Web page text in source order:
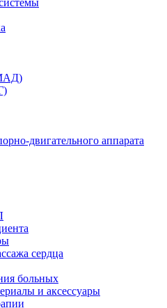
двигательного аппарата
сердца
больных
и аксессуары